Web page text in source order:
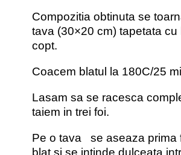
Compozitia obtinuta se
tava (30×20 cm) tapetata cu
copt.
Coacem blatul la 180C/25
Lasam sa se racesca
taiem in trei foi.
Pe o tava se aseaza prima
blat si se intinde dulceata